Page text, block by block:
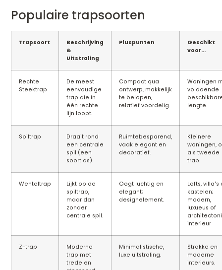
Populaire trapsoorten
Trapsoort
Beschrijving
&
Uitstraling
Pluspunten
Geschikt
voor...
Rechte
Steektrap
De meest
eenvoudige
trap die in
één rechte
lijn loopt.
Compact qua
ontwerp, makkelijk
te belopen,
relatief voordelig.
Woningen
voldoende
lengte.
Spiltrap
Draait rond
een centrale
spil (een
soort as).
Ruimtebesparend,
vaak elegant en
decoratief.
Kleinere
woningen,
als tweede
trap.
Wenteltrap
Lijkt op de
spiltrap,
maar dan
zonder
centrale spil.
Oogt luchtig en
elegant;
designelement.
Lofts, villa's
kastelen;
modern,
luxueus of
interieur
Z-trap
Moderne
trap met
trede en
Minimalistische,
luxe uitstraling.
Strakke en
moderne
interieurs.